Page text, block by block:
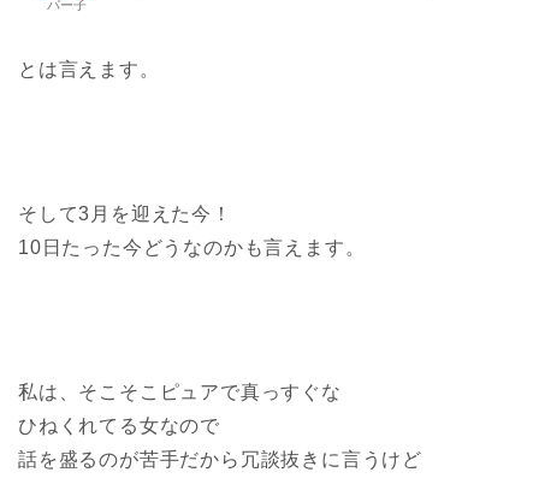
パー子
とは言えます。
そして3月を迎えた今！
10日たった今どうなのかも言えます。
私は、そこそこピュアで真っすぐな
ひねくれてる女なので
話を盛るのが苦手だから冗談抜きに言うけど